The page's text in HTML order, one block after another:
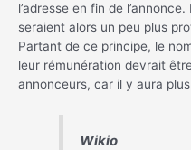
l’adresse en fin de
seraient alors un peu plus
Partant de ce principe, le
leur rémunération devrait
annonceurs, car il y aura
Wikio